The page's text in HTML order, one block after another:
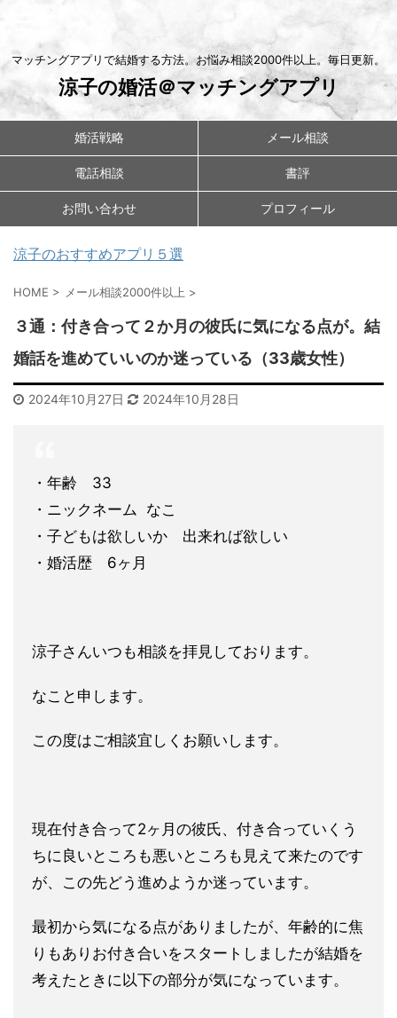
マッチングアプリで結婚する方法。お悩み相談2000件以上。毎日更新。
涼子の婚活＠マッチングアプリ
婚活戦略 メール相談
電話相談 書評
お問い合わせ プロフィール
涼子のおすすめアプリ５選
HOME > メール相談2000件以上 >
３通：付き合って２か月の彼氏に気になる点が。結
婚話を進めていいのか迷っている（33歳女性）
2024年10月27日 2024年10月28日
・年齢 33
・ニックネーム なこ
・子どもは欲しいか 出来れば欲しい
・婚活歴 6ヶ月
涼子さんいつも相談を拝見しております。
なこと申します。
この度はご相談宜しくお願いします。
現在付き合って2ヶ月の彼氏、付き合っていくう
ちに良いところも悪いところも見えて来たのです
が、 この先どう進めようか迷っています。
最初から気になる点がありましたが、年齢的に焦
りもありお付き合いをスタートしましたが結婚を
考えたときに以下の部分が気になっています。